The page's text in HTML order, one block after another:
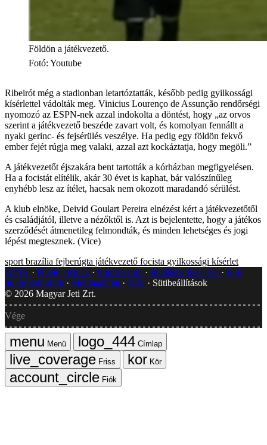
Földön a játékvezető.
Fotó: Youtube
Ribeirót még a stadionban letartóztatták, később pedig gyilkossági
kísérlettel vádolták meg. Vinicius Lourenço de Assunção rendőrségi
nyomozó az ESPN-nek azzal indokolta a döntést, hogy „az orvos
szerint a játékvezető beszéde zavart volt, és komolyan fennállt a
nyaki gerinc- és fejsérülés veszélye. Ha pedig egy földön fekvő
ember fejét rúgja meg valaki, azzal azt kockáztatja, hogy megöli.”
A játékvezetőt éjszakára bent tartották a kórházban megfigyelésen.
Ha a focistát elítélik, akár 30 évet is kaphat, bár valószínűleg
enyhébb lesz az ítélet, hacsak nem okozott maradandó sérülést.
A klub elnöke, Deivid Goulart Pereira elnézést kért a játékvezetőtől
és családjától, illetve a nézőktől is. Azt is bejelentette, hogy a játékos
szerződését átmenetileg felmondták, és minden lehetséges és jogi
lépést megtesznek. (Vice)
sport brazília fejberúgta játékvezető focista gyilkossági kísérlet
GYIK
Hibát jelentek Impresszum Javítások kezelése
Jogi
dokumentumok
Médiaajánlat RSS
Sütibeállítások
© 2026 Magyar Jeti Zrt.
Vége
Menü
Címlap
Friss
Kör
Fiók